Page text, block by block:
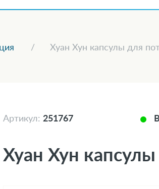
Хуан Хун капсулы для
Артикул: 251767
Хуан Хун